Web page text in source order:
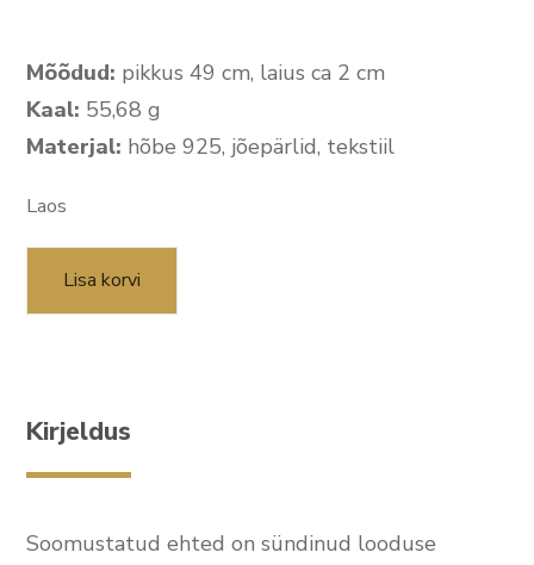
Mõõdud: pikkus 49 cm, laius ca 2 cm
Kaal: 55,68 g
Materjal: hõbe 925, jõepärlid, tekstiil
Laos
Lisa korvi
Kirjeldus
Soomustatud ehted on sündinud looduse